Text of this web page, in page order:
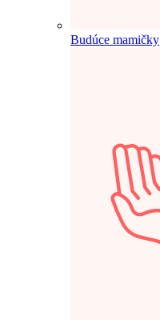
Budúce mamičky